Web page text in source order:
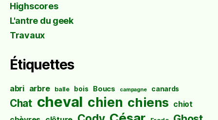
Highscores
L'antre du geek
Travaux
Étiquettes
abri arbre balle bois Boucs campagne canards
Chat cheval chien chiens chiot